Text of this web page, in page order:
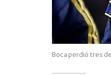
Boca perdió tres